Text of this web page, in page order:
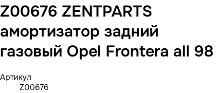
Z00676 ZENTPARTS
амортизатор задний
газовый Opel Frontera all 98
Артикул
Z00676